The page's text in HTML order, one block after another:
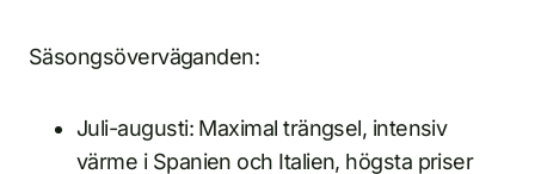
Säsongsöverväganden:
Juli-augusti: Maximal trängsel, intensiv
värme i Spanien och Italien, högsta priser